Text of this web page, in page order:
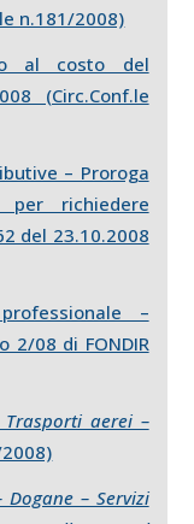
n.181/2008)
al costo del
(Circ.Conf.le
– Proroga
richiedere
del 23.10.2008
–
2/08 di FONDIR
aerei –
– Servizi